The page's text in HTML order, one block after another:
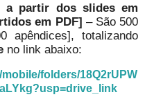
a partir dos slides em
em PDF] – São 500
apêndices], totalizando
no link abaixo:
folders/18Q2rUPW